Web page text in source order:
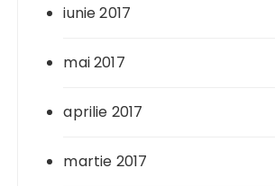
iunie 2017
mai 2017
aprilie 2017
martie 2017